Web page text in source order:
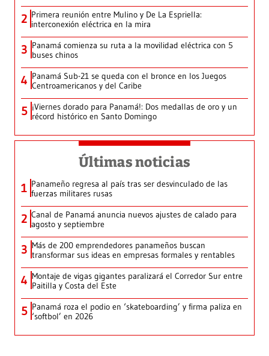
2 Primera reunión entre Mulino y De La Espriella:
interconexión eléctrica en la mira
3 Panamá comienza su ruta a la movilidad eléctrica con 5
buses chinos
4 Panamá Sub-21 se queda con el bronce en los Juegos
Centroamericanos y del Caribe
5 ¡Viernes dorado para Panamá!: Dos medallas de oro y un
récord histórico en Santo Domingo
Últimas noticias
1 Panameño regresa al país tras ser desvinculado de las
fuerzas militares rusas
2 Canal de Panamá anuncia nuevos ajustes de calado para
agosto y septiembre
3 Más de 200 emprendedores panameños buscan
transformar sus ideas en empresas formales y rentables
4 Montaje de vigas gigantes paralizará el Corredor Sur entre
Paitilla y Costa del Este
5 Panamá roza el podio en ‘skateboarding’ y firma paliza en
‘softbol’ en 2026